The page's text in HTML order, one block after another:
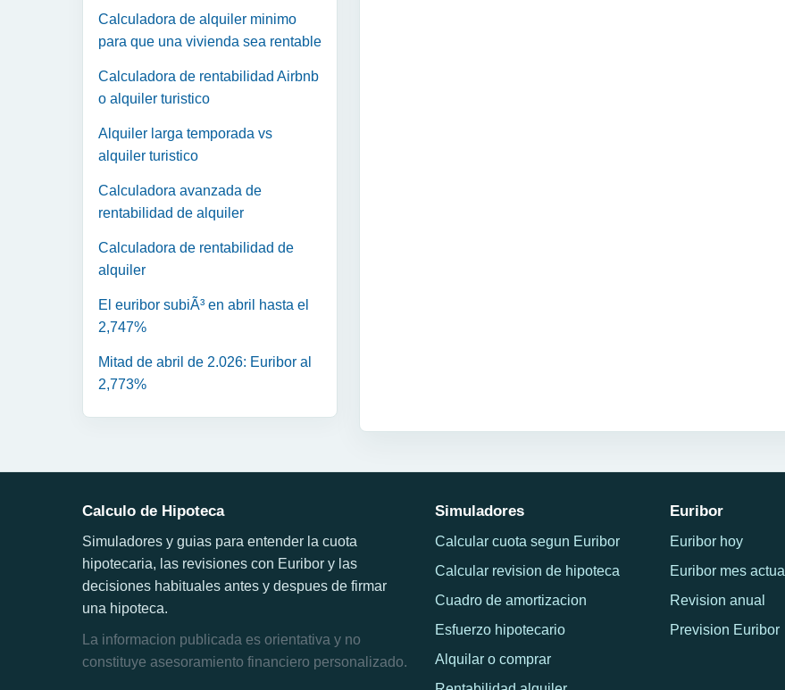
Calculadora de alquiler minimo
para que una vivienda sea rentable
Calculadora de rentabilidad Airbnb
o alquiler turistico
Alquiler larga temporada vs
alquiler turistico
Calculadora avanzada de
rentabilidad de alquiler
Calculadora de rentabilidad de
alquiler
El euribor subiÃ³ en abril hasta el
2,747%
Mitad de abril de 2.026: Euribor al
2,773%
Calculo de Hipoteca
Simuladores y guias para entender la cuota
hipotecaria, las revisiones con Euribor y las
decisiones habituales antes y despues de firmar
una hipoteca.
La informacion publicada es orientativa y no
constituye asesoramiento financiero personalizado.
Simuladores
Calcular cuota segun Euribor
Calcular revision de hipoteca
Cuadro de amortizacion
Esfuerzo hipotecario
Alquilar o comprar
Euribor
Euribor hoy
Euribor mes actual
Revision anual
Prevision Euribor